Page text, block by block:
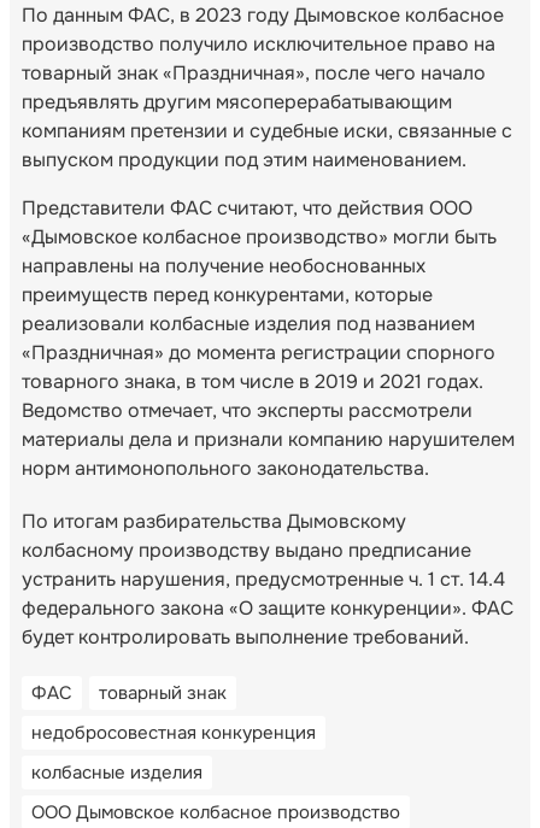
По данным ФАС, в 2023 году Дымовское колбасное
производство получило исключительное право на
товарный знак «Праздничная», после чего начало
предъявлять другим мясоперерабатывающим
компаниям претензии и судебные иски, связанные с
выпуском продукции под этим наименованием.
Представители ФАС считают, что действия ООО
«Дымовское колбасное производство» могли быть
направлены на получение необоснованных
преимуществ перед конкурентами, которые
реализовали колбасные изделия под названием
«Праздничная» до момента регистрации спорного
товарного знака, в том числе в 2019 и 2021 годах.
Ведомство отмечает, что эксперты рассмотрели
материалы дела и признали компанию нарушителем
норм антимонопольного законодательства.
По итогам разбирательства Дымовскому
колбасному производству выдано предписание
устранить нарушения, предусмотренные ч. 1 ст. 14.4
федерального закона «О защите конкуренции». ФАС
будет контролировать выполнение требований.
ФАС
товарный знак
недобросовестная конкуренция
колбасные изделия
ООО Дымовское колбасное производство